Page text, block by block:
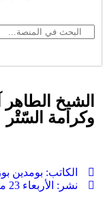
الشيخ
وكرامة السّتْر
الكاتب: بومدين
نشر: الأربعاء 23 مارس 2022 [6:24 صباحًا] بتوقيت الجزائر